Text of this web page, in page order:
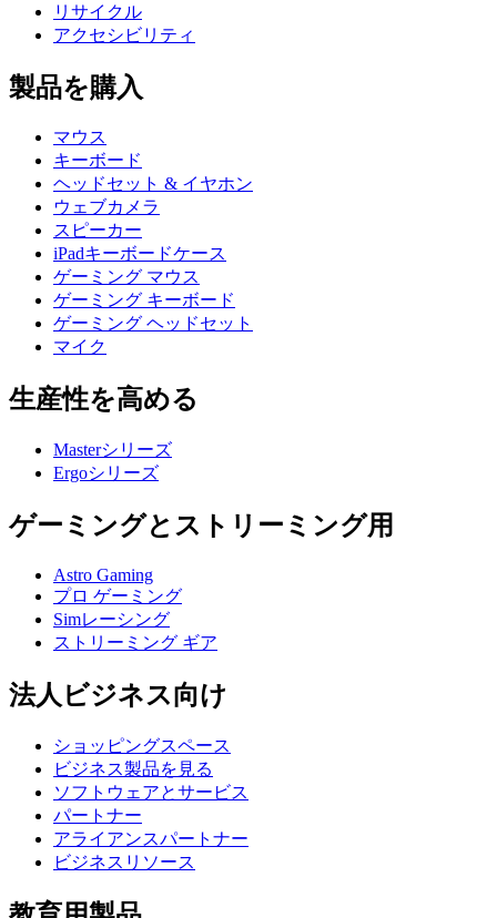
リサイクル
アクセシビリティ
製品を購入
マウス
キーボード
ヘッドセット & イヤホン
ウェブカメラ
スピーカー
iPadキーボードケース
ゲーミング マウス
ゲーミング キーボード
ゲーミング ヘッドセット
マイク
生産性を高める
Masterシリーズ
Ergoシリーズ
ゲーミングとストリーミング用
Astro Gaming
プロ ゲーミング
Simレーシング
ストリーミング ギア
法人ビジネス向け
ショッピングスペース
ビジネス製品を見る
ソフトウェアとサービス
パートナー
アライアンスパートナー
ビジネスリソース